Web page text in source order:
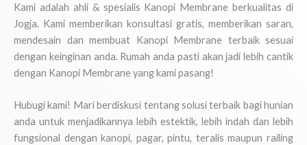
Kami adalah ahli & spesialis Kanopi Membrane berkualitas di
Jogja. Kami memberikan konsultasi gratis, memberikan saran,
mendesain dan membuat Kanopi Membrane terbaik sesuai
dengan keinginan anda. Rumah anda pasti akan jadi lebih cantik
dengan Kanopi Membrane yang kami pasang!
Hubugi kami! Mari berdiskusi tentang solusi terbaik bagi hunian
anda untuk menjadikannya lebih estektik, lebih indah dan lebih
fungsional dengan kanopi, pagar, pintu, teralis maupun railing